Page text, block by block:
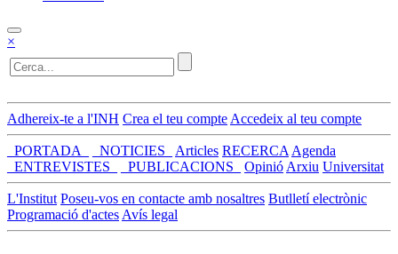
×
Adhereix-te a l'INH Crea el teu compte Accedeix al teu compte
_PORTADA_ _NOTICIES_ Articles RECERCA Agenda
_ENTREVISTES_
_PUBLICACIONS_ Opinió Arxiu Universitat
L'Institut Poseu-vos en contacte amb nosaltres Butlletí electrònic
Programació d'actes Avís legal